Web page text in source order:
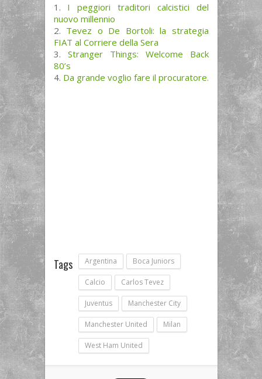
I peggiori traditori calcistici del
nuovo millennio
Tevez o De Bortoli: la strategia
FIAT al Corriere della Sera
Stranger Things: Welcome Back
80’s
Da grande voglio fare il procuratore.
Tags Argentina Boca Juniors
Calcio Carlos Tevez
Juventus Manchester City
Manchester United Milan
West Ham United